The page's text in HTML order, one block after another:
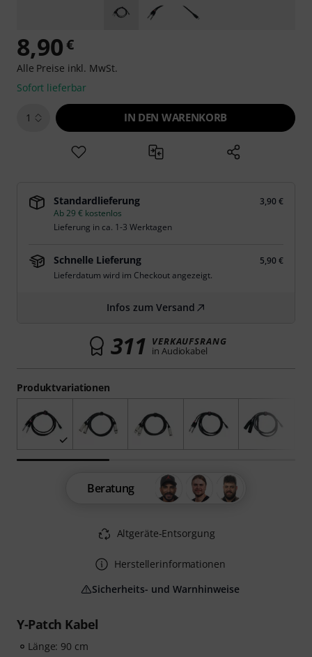
Y-Patch Kabel
Länge: 90 cm
Produktvariationen
8,90€
Alle Preise inkl. MwSt.
Sofort lieferbar
1 IN DEN WARENKORB
Standardlieferung
3,90 €
Ab 29 € kostenlos
Lieferung in ca. 1-3 Werktagen
Schnelle Lieferung
5,90 €
Lieferdatum wird im Checkout angezeigt.
Infos zum Versand
311 VERKAUFSRANG
in Audiokabel
Beratung
Altgeräte-Entsorgung
Herstellerinformationen
Sicherheits- und Warnhinweise